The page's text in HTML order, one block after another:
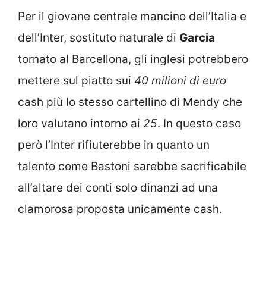
Per il giovane centrale mancino dell’Italia e
dell’Inter, sostituto naturale di Garcia
tornato al Barcellona, gli inglesi potrebbero
mettere sul piatto sui 40 milioni di euro
cash più lo stesso cartellino di Mendy che
loro valutano intorno ai 25. In questo caso
però l’Inter rifiuterebbe in quanto un
talento come Bastoni sarebbe sacrificabile
all’altare dei conti solo dinanzi ad una
clamorosa proposta unicamente cash.